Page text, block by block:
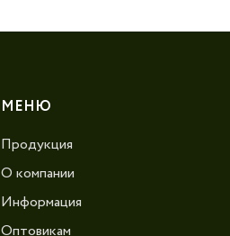
МЕНЮ
Продукция
О компании
Информация
Оптовикам